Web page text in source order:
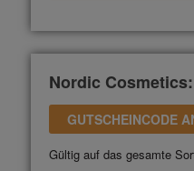
Nordic
GUTSCHEINCODE
Gültig auf das gesamte